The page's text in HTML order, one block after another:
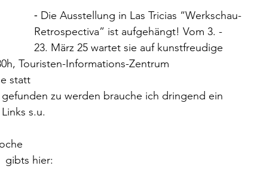
⁃ Die Ausstellung in Las Tricias “Werkschau-
Retrospectiva” ist aufgehängt! Vom 3. -
23. März 25 wartet sie auf kunstfreudige
Touristen-Informations-Zentrum
statt
zu werden brauche ich dringend ein
s.u.
gibts hier: